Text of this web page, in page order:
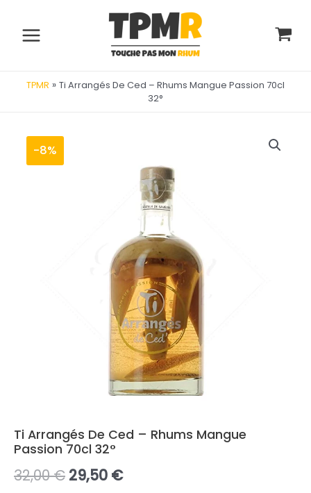
contenu
Main
TPMR » Ti Arrangés De Ced – Rhums Mangue Passion 70cl
32°
-8%
Ti Arrangés De Ced – Rhums Mangue
Passion 70cl 32°
32,00€ 29,50 €